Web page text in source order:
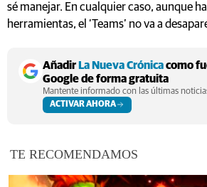
sé manejar. En cualquier caso, aunque
herramientas, el ‘Teams’ no va a
AñadirLa Nueva Crónicacomo
Google de forma gratuita
Mantente informado con las últimas
ACTIVAR AHORA
TE RECOMENDAMOS